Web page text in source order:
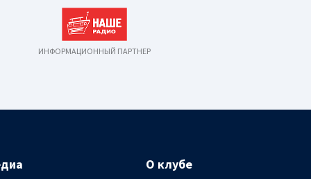
ИНФОРМАЦИОННЫЙ ПАРТНЕР
О клубе